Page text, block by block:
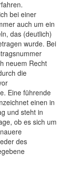
bei einer
auch um ein
das (deutlich)
wurde. Bei
neuem Recht
die
Eine führende
einen in
und steht in
ob es sich um
des